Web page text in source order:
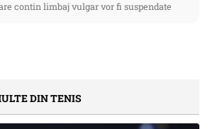
contin limbaj vulgar vor fi suspendate
DIN TENIS